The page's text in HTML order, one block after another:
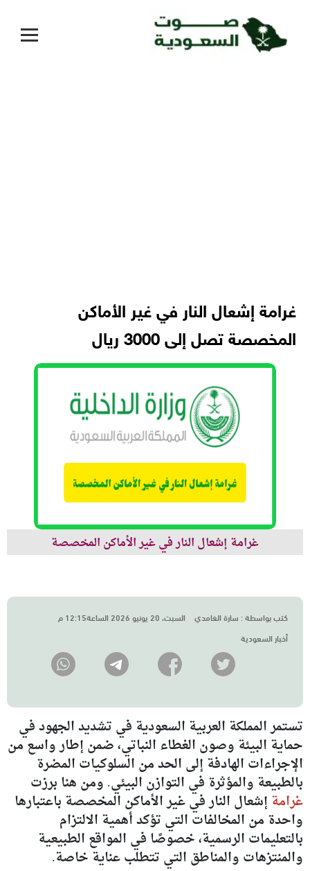
غرامة إشعال النار في غير الأماكن
المخصصة تصل إلى 3000 ريال
غرامة إشعال النار في غير الأماكن المخصصة
كتب بواسطة : سارة الغامدي
السبت، 20 يونيو 2026 الساعة12:15 م
أخبار السعودية
تستمر المملكة العربية السعودية في تشديد الجهود في
حماية البيئة وصون الغطاء النباتي، ضمن إطار واسع من
الإجراءات الهادفة إلى الحد من السلوكيات المضرة
بالطبيعة والمؤثرة في التوازن البيئي. ومن هنا برزت
غرامةإشعال النار في غير الأماكن المخصصة باعتبارها
واحدة من المخالفات التي تؤكد أهمية الالتزام
بالتعليمات الرسمية، خصوصًا في المواقع الطبيعية
والمنتزهات والمناطق التي تتطلب عناية خاصة.